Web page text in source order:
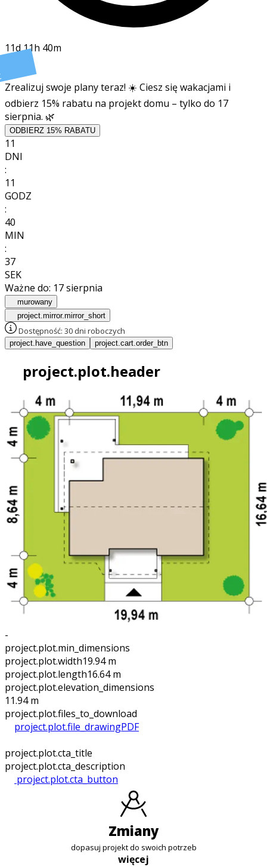
11d 11h 40m
Zrealizuj swoje plany teraz! ☀️ Ciesz się wakacjami i
odbierz 15% rabatu na projekt domu – tylko do 17
sierpnia. 🌿
ODBIERZ 15% RABATU
11
DNI
:
11
GODZ
:
40
MIN
:
35
SEK
Ważne do: 17 sierpnia
murowany
project.mirror.mirror_short
Dostępność: 30 dni roboczych
project.have_question project.cart.order_btn
project.plot.header
-
project.plot.min_dimensions
project.plot.width19.94 m
project.plot.length16.64 m
project.plot.elevation_dimensions
11.94 m
project.plot.files_to_download
project.plot.file_drawingPDF
project.plot.cta_title
project.plot.cta_description
project.plot.cta_button
zmiany
dopasuj projekt do swoich potrzeb
więcej